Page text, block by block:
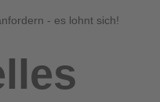
- es lohnt sich!